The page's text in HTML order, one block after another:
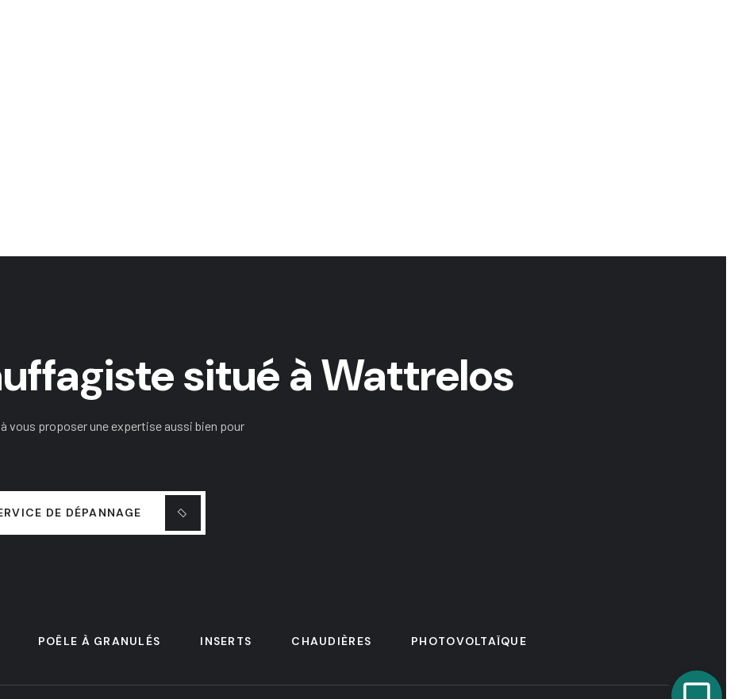
situé à Wattrelos
vous proposer une expertise aussi bien pour
DE DÉPANNAGE
POÊLE À GRANULÉS INSERTS CHAUDIÈRES PHOTOVOLTAÏQUE